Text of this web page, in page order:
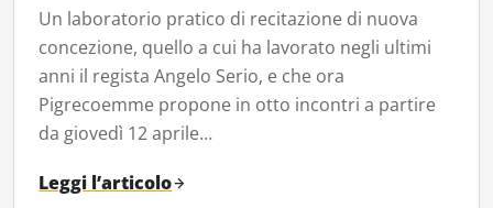
Un laboratorio pratico di recitazione di nuova
concezione, quello a cui ha lavorato negli ultimi
anni il regista Angelo Serio, e che ora
Pigrecoemme propone in otto incontri a partire
da giovedì 12 aprile…
Leggi l’articolo